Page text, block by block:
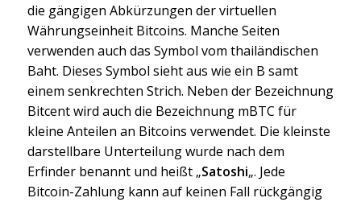
die gängigen Abkürzungen der virtuellen
Währungseinheit Bitcoins. Manche Seiten
verwenden auch das Symbol vom thailändischen
Baht. Dieses Symbol sieht aus wie ein B samt
einem senkrechten Strich. Neben der Bezeichnung
Bitcent wird auch die Bezeichnung mBTC für
kleine Anteilen an Bitcoins verwendet. Die kleinste
darstellbare Unterteilung wurde nach dem
Erfinder benannt und heißt „Satoshi„. Jede
Bitcoin-Zahlung kann auf keinen Fall rückgängig